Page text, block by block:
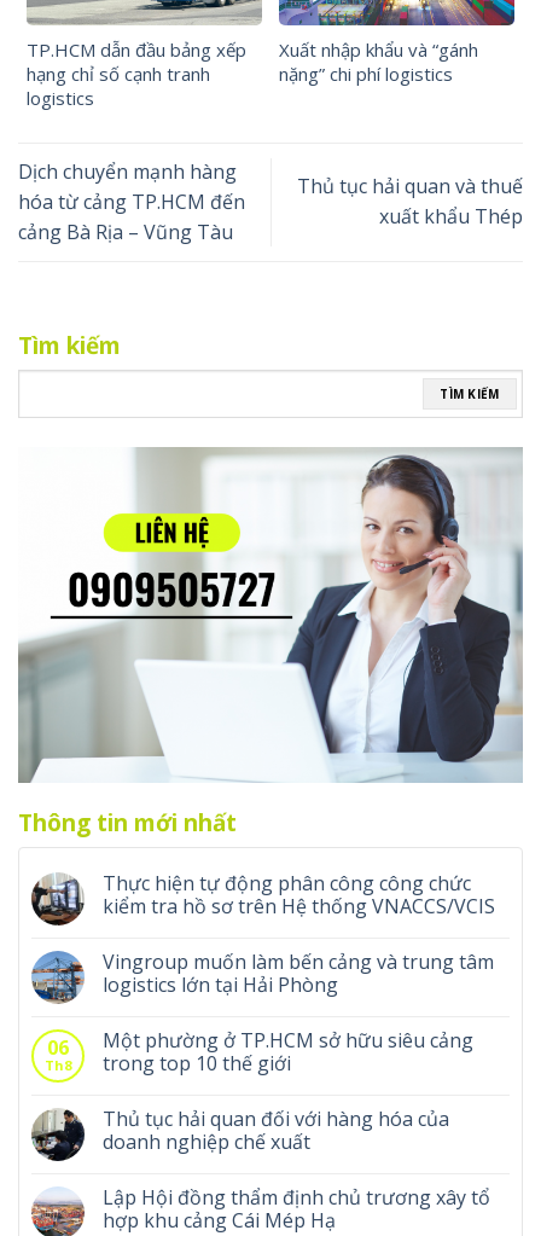
TP.HCM dẫn đầu bảng xếp
hạng chỉ số cạnh tranh
logistics
Xuất nhập khẩu và “gánh
nặng” chi phí logistics
Dịch chuyển mạnh hàng
hóa từ cảng TP.HCM đến
cảng Bà Rịa – Vũng Tàu
Thủ tục hải quan và thuế
xuất khẩu Thép
Tìm kiếm
TÌM KIẾM
Thông tin mới nhất
Thực hiện tự động phân công công chức
kiểm tra hồ sơ trên Hệ thống VNACCS/VCIS
Vingroup muốn làm bến cảng và trung tâm
logistics lớn tại Hải Phòng
06
Th8
Một phường ở TP.HCM sở hữu siêu cảng
trong top 10 thế giới
Thủ tục hải quan đối với hàng hóa của
doanh nghiệp chế xuất
Lập Hội đồng thẩm định chủ trương xây tổ
hợp khu cảng Cái Mép Hạ